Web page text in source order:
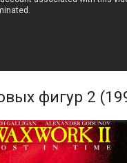
фигур 2